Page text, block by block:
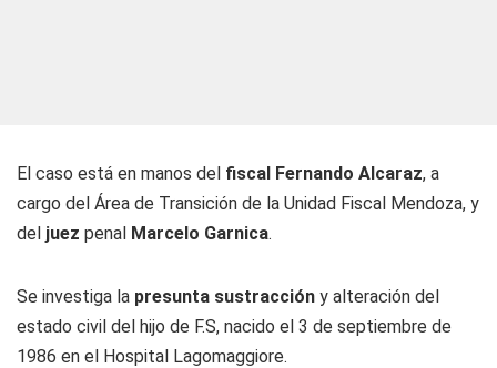
El caso está en manos del fiscal Fernando Alcaraz, a
cargo del Área de Transición de la Unidad Fiscal Mendoza, y
del juez penal Marcelo Garnica.
Se investiga la presunta sustracción y alteración del
estado civil del hijo de F.S, nacido el 3 de septiembre de
1986 en el Hospital Lagomaggiore.